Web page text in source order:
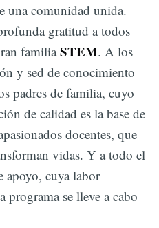
una comunidad unida.
gratitud a todos
familiaSTEM. A los
y sed de conocimiento
padres de familia, cuyo
de calidad es la base de
docentes, que
vidas. Y a todo el
apoyo, cuya labor
programa se lleve a cabo